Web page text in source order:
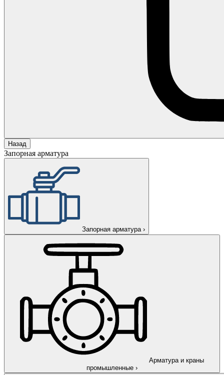
Назад
Запорная арматура
Запорная арматура ›
Арматура и краны
промышленные ›